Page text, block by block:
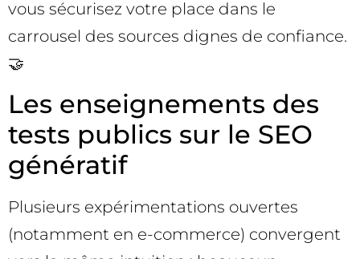
vous sécurisez votre place dans le
carrousel des sources dignes de confiance.
🤝
Les enseignements des
tests publics sur le SEO
génératif
Plusieurs expérimentations ouvertes
(notamment en e-commerce) convergent